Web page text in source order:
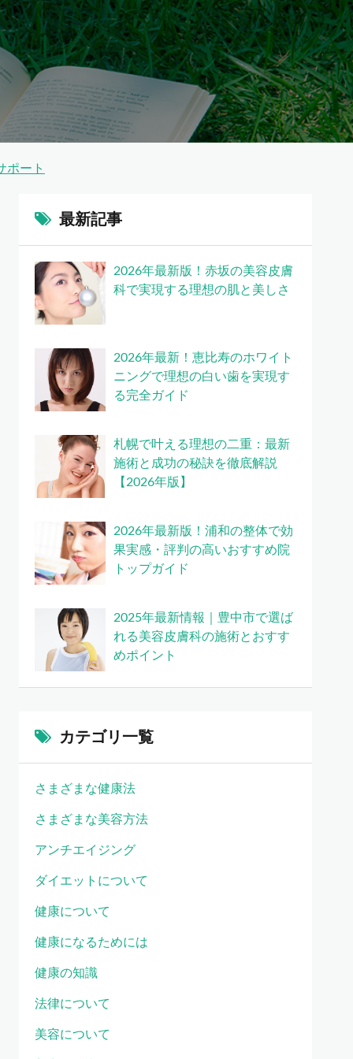
ポート
最新記事
2026年最新版！赤坂の美容皮膚
科で実現する理想の肌と美しさ
2026年最新！恵比寿のホワイト
ニングで理想の白い歯を実現す
る完全ガイド
札幌で叶える理想の二重：最新
施術と成功の秘訣を徹底解説
【2026年版】
2026年最新版！浦和の整体で効
果実感・評判の高いおすすめ院
トップガイド
2025年最新情報｜豊中市で選ば
れる美容皮膚科の施術とおすす
めポイント
カテゴリ一覧
さまざまな健康法
さまざまな美容方法
アンチエイジング
ダイエットについて
健康について
健康になるためには
健康の知識
法律について
美容について